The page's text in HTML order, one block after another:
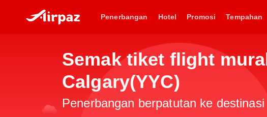
Penerbangan Hotel Promosi Tempahan
Semak tiket flight
Calgary(YYC)
Penerbangan berpatutan ke